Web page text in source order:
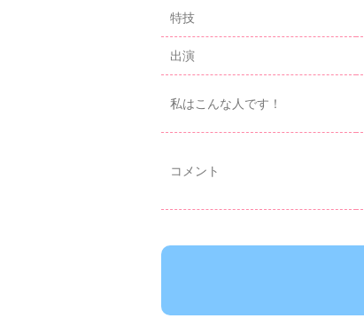
特技
出演
私はこんな人です！
コメント